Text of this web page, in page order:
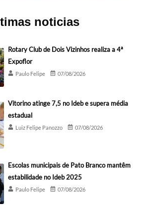
noticias
Rotary Club de Dois Vizinhos realiza a 4ª
Expoflor
Paulo Felipe 07/08/2026
Vitorino atinge 7,5 no Ideb e supera média
estadual
Luiz Felipe Panozzo 07/08/2026
Escolas municipais de Pato Branco mantêm
estabilidade no Ideb 2025
Paulo Felipe 07/08/2026